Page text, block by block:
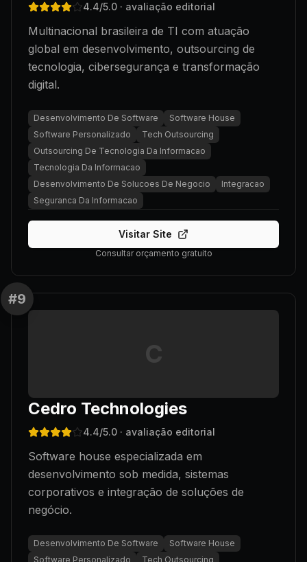
4.4/5.0 · avaliação editorial
Multinacional brasileira de TI com atuação
global em desenvolvimento, outsourcing de
tecnologia, cibersegurança e transformação
digital.
Desenvolvimento De Software
Software House
Software Personalizado
Tech Outsourcing
Outsourcing De Tecnologia Da Informacao
Tecnologia Da Informacao
Desenvolvimento De Solucoes De Negocio
Integracao
Seguranca Da Informacao
Visitar Site
Consultar orçamento gratuito
#9
C
Cedro Technologies
4.4/5.0 · avaliação editorial
Software house especializada em
desenvolvimento sob medida, sistemas
corporativos e integração de soluções de
negócio.
Desenvolvimento De Software
Software House
Software Personalizado
Tech Outsourcing